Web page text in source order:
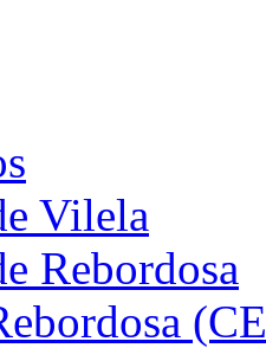
Vilela
Rebordosa